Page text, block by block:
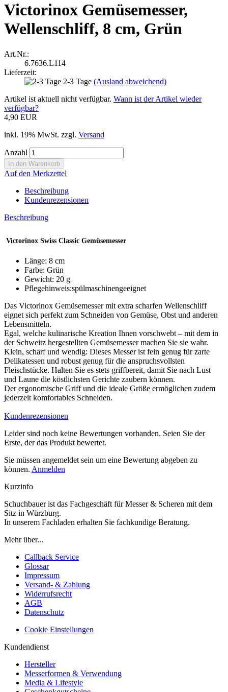
Victorinox Gemüsemesser,
Wellenschliff, 8 cm, Grün
Art.Nr.:
6.7636.L114
Lieferzeit:
2-3 Tage (Ausland abweichend)
Artikel ist aktuell nicht verfügbar. Wann ist der Artikel wieder
verfügbar?
4,90 EUR
inkl. 19% MwSt. zzgl. Versand
Anzahl
Auf den Merkzettel
Beschreibung
Kundenrezensionen
Beschreibung
Victorinox Swiss Classic Gemüsemesser
Länge: 8 cm
Farbe: Grün
Gewicht: 20 g
Pflegehinweis:spülmaschinengeeignet
Das Victorinox Gemüsemesser mit extra scharfen Wellenschliff
eignet sich perfekt zum Schneiden von Gemüse, Obst und anderen
Lebensmitteln.
Egal, welche kulinarische Kreation Ihnen vorschwebt – mit dem in
der Schweitz hergestellten Gemüsemesser machen Sie sie wahr.
Klein, scharf und wendig: Dieses Messer ist fein genug für zarte
Delikatessen und robust genug für die anspruchsvollsten
Fleischstücke. Halten Sie es stets griffbereit, damit Sie nach Lust
und Laune die köstlichsten Gerichte zaubern können.
Der ergonomische Griff und die ideale Größe ermöglichen zudem
jederzeit komfortables Schneiden.
Kundenrezensionen
Leider sind noch keine Bewertungen vorhanden. Seien Sie der
Erste, der das Produkt bewertet.
Sie müssen angemeldet sein um eine Bewertung abgeben zu
können. Anmelden
Kurzinfo
Schuchbauer ist das Fachgeschäft für Messer & Scheren mit dem
Sitz in Würzburg.
In unserem Fachladen erhalten Sie fachkundige Beratung.
Mehr über...
Callback Service
Glossar
Impressum
Versand- & Zahlung
Widerrufsrecht
AGB
Datenschutz
Cookie Einstellungen
Kundendienst
Hersteller
Messerformen & Verwendung
Media & Lifestyle